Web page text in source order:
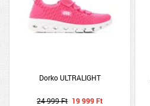
Dorko ULTRALIGHT
24 999 Ft 19 999 Ft